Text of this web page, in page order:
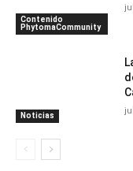
Contenido
PhytomaCommunity
Noticias